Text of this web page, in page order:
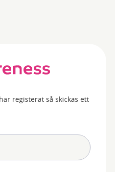
registerat så skickas ett